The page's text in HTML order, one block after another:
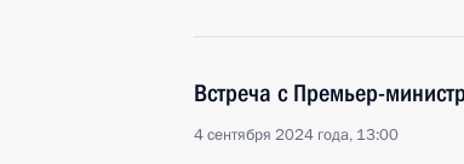
Встреча с Премьер-
4 сентября 2024 года, 13:00